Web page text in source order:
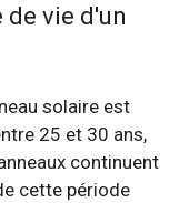
de vie d'un
solaire est
25 et 30 ans,
continuent
cette période